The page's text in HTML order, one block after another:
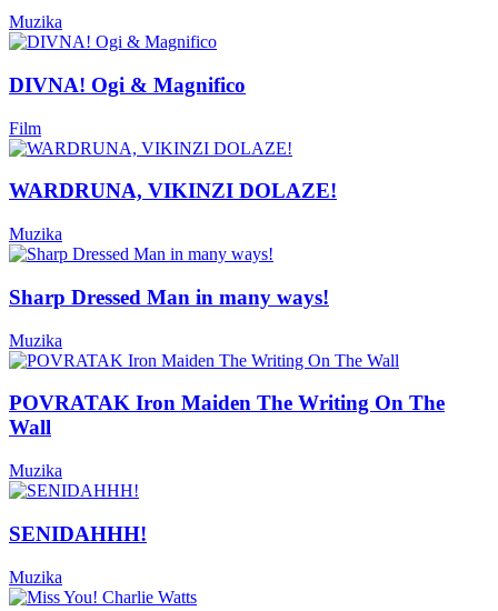
Muzika
DIVNA! Ogi & Magnifico
Film
WARDRUNA, VIKINZI DOLAZE!
Muzika
Sharp Dressed Man in many ways!
Muzika
POVRATAK Iron Maiden The Writing On The
Wall
Muzika
SENIDAHHH!
Muzika